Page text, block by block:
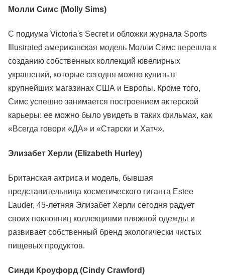
Молли Симс (Molly Sims)
С подиума Victoria's Secret и обложки журнала Sports
Illustrated американская модель Молли Симс перешла к
созданию собственных коллекций ювелирных
украшений, которые сегодня можно купить в
крупнейших магазинах США и Европы. Кроме того,
Симс успешно занимается построением актерской
карьеры: ее можно было увидеть в таких фильмах, как
«Всегда говори «ДА» и «Старски и Хатч».
Элизабет Херли (Elizabeth Hurley)
Британская актриса и модель, бывшая
представительница косметического гиганта Estee
Lauder, 45-летняя Элизабет Херли сегодня радует
своих поклонниц коллекциями пляжной одежды и
развивает собственный бренд экологически чистых
пищевых продуктов.
Синди Кроуфорд (Cindy Crawford)